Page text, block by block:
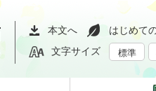
本文へ はじめて
文字サイズ
標準